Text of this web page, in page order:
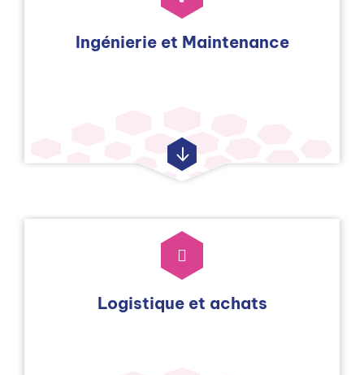
Ingénierie et Maintenance
Logistique et achats